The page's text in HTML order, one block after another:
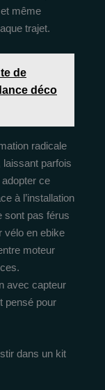
même
trajet.
de
déco
radicale
laissant parfois
ce
à l’installation
sont pas férus
vélo en ebike
moteur
avec capteur
pensé pour
dans un kit